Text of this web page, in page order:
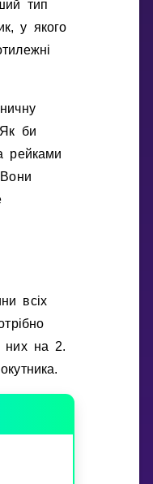
тип
у якого
би
рейками
всiх
них на 2.